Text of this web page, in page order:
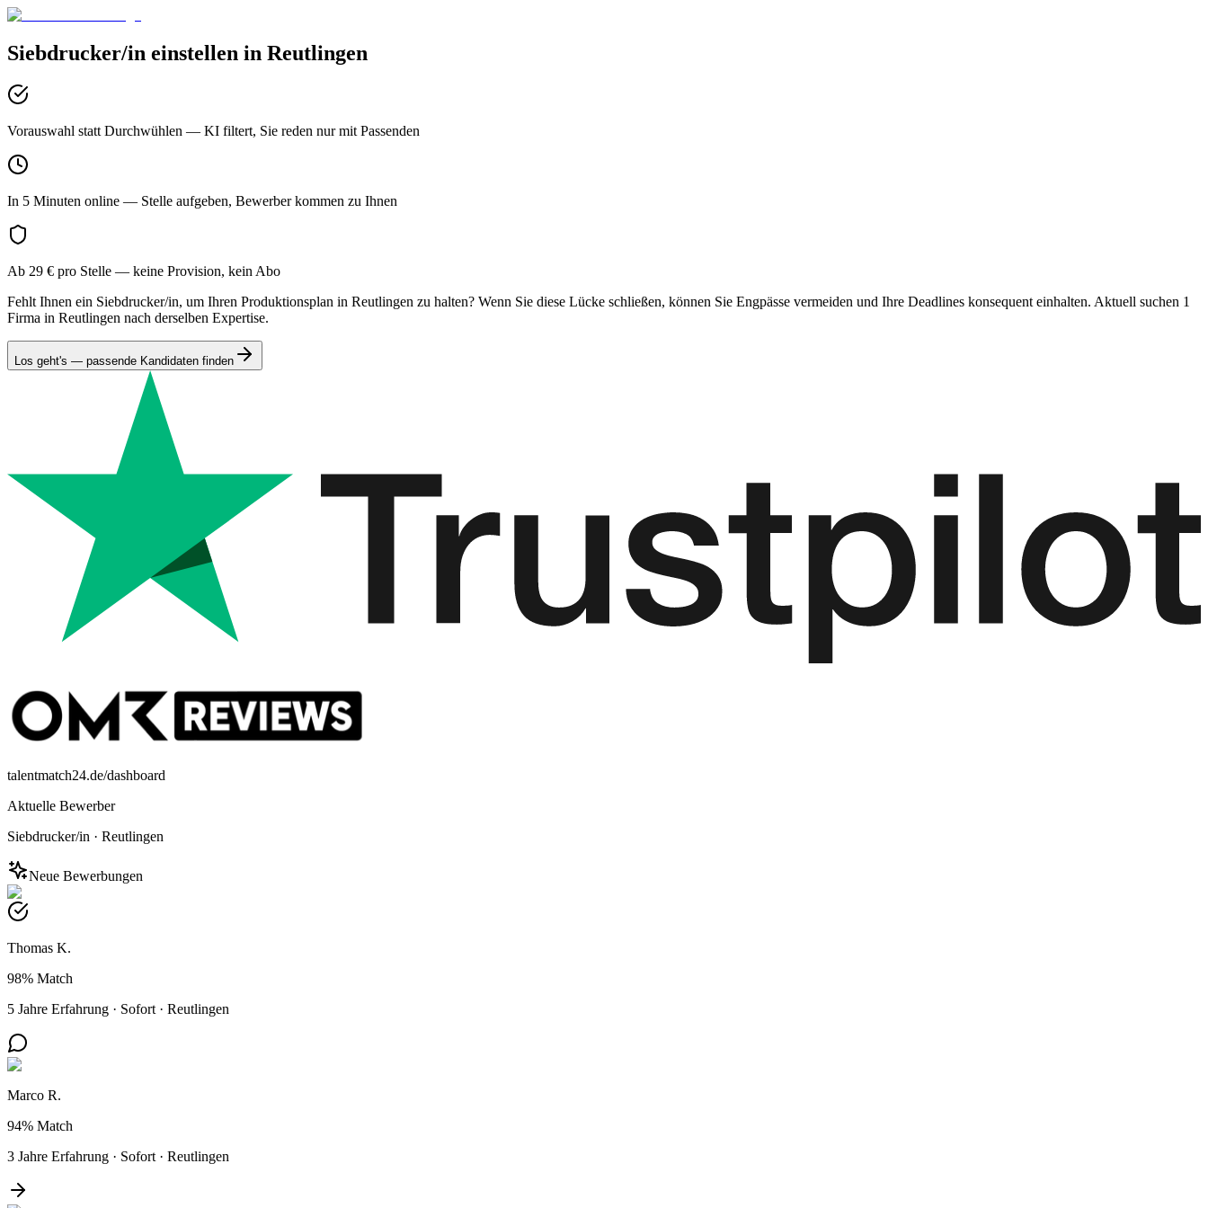
Siebdrucker/in einstellen in Reutlingen
Vorauswahl statt Durchwühlen — KI filtert, Sie reden nur mit Passenden
In 5 Minuten online — Stelle aufgeben, Bewerber kommen zu Ihnen
Ab 29 € pro Stelle — keine Provision, kein Abo
Fehlt Ihnen ein Siebdrucker/in, um Ihren Produktionsplan in Reutlingen zu halten? Wenn Sie diese Lücke schließen, können Sie Engpässe vermeiden und Ihre Deadlines konsequent einhalten. Aktuell suchen 1
Firma in Reutlingen nach derselben Expertise.
Los geht's — passende Kandidaten finden
talentmatch24.de/dashboard
Aktuelle Bewerber
Siebdrucker/in · Reutlingen
Neue Bewerbungen
Thomas K.
98% Match
5 Jahre Erfahrung · Sofort · Reutlingen
Marco R.
94% Match
3 Jahre Erfahrung · Sofort · Reutlingen